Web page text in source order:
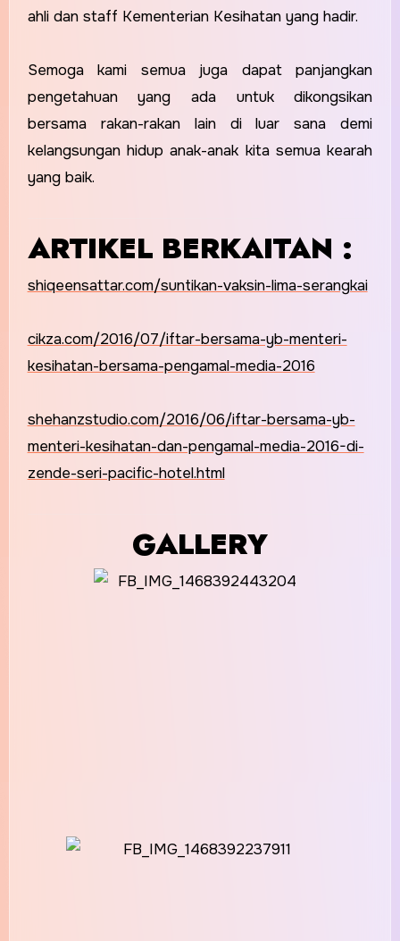
ahli dan staff Kementerian Kesihatan yang hadir.
Semoga kami semua juga dapat panjangkan
pengetahuan yang ada untuk dikongsikan
bersama rakan-rakan lain di luar sana demi
kelangsungan hidup anak-anak kita semua kearah
yang baik.
ARTIKEL BERKAITAN :
shiqeensattar.com/suntikan-vaksin-lima-serangkai
cikza.com/2016/07/iftar-bersama-yb-menteri-
kesihatan-bersama-pengamal-media-2016
shehanzstudio.com/2016/06/iftar-bersama-yb-
menteri-kesihatan-dan-pengamal-media-2016-di-
zende-seri-pacific-hotel.html
GALLERY